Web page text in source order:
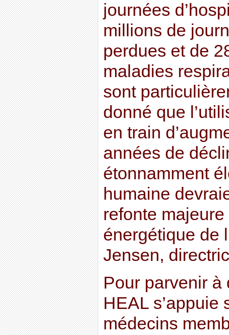
journées
millions de
perdues et de
maladies
sont
donné que
en train
années de
étonnamment
humaine
refonte
énergétique de
Jensen,
Pour parvenir à
HEAL s’appuie
médecins